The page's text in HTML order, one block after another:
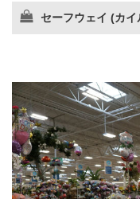
セーフウェイ (カイ